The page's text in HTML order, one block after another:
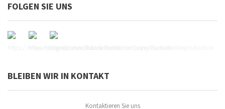
FOLGEN SIE UNS
BLEIBEN WIR IN KONTAKT
Kontaktieren Sie uns